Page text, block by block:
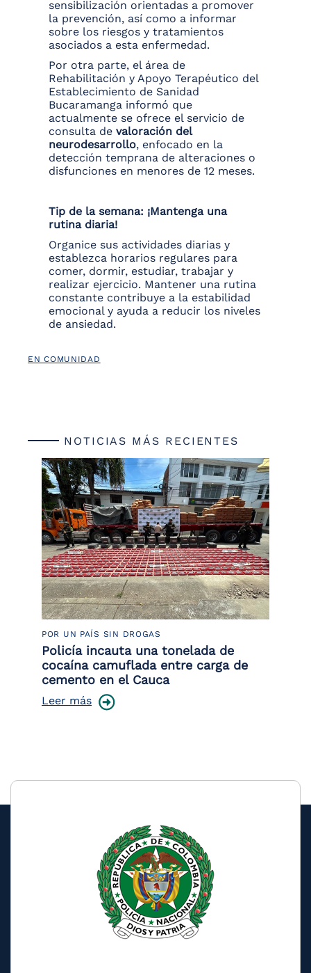
sensibilización orientadas a promover
la prevención, así como a informar
sobre los riesgos y tratamientos
asociados a esta enfermedad.
Por otra parte, el área de
Rehabilitación y Apoyo Terapéutico del
Establecimiento de Sanidad
Bucaramanga informó que
actualmente se ofrece el servicio de
consulta de valoración del
neurodesarrollo, enfocado en la
detección temprana de alteraciones o
disfunciones en menores de 12 meses.
Tip de la semana: ¡Mantenga una
rutina diaria!
Organice sus actividades diarias y
establezca horarios regulares para
comer, dormir, estudiar, trabajar y
realizar ejercicio. Mantener una rutina
constante contribuye a la estabilidad
emocional y ayuda a reducir los niveles
de ansiedad.
EN COMUNIDAD
NOTICIAS MÁS RECIENTES
POR UN PAÍS SIN DROGAS
Policía incauta una tonelada de
cocaína camuflada entre carga de
cemento en el Cauca
Leer más